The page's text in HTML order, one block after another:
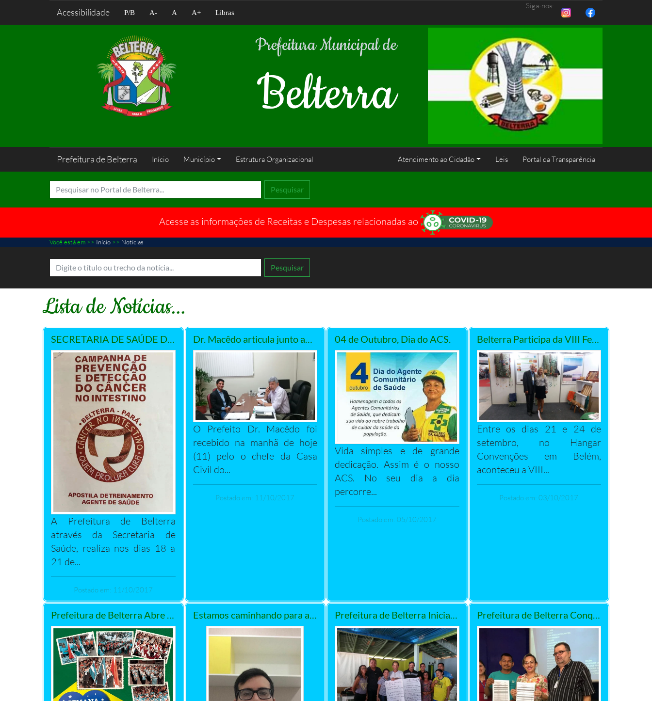
Acessibilidade P/B A- A A+ Libras
Siga-nos:
Prefeitura Municipal de
Belterra
Prefeitura de Belterra Início Município Estrutura Organizacional Atendimento ao Cidadão Leis Portal da Transparência
Pesquisar
Acesse as informações de Receitas e Despesas relacionadas ao
Você está em >> Início >> Notícias
Pesquisar
Lista de Notícias...
SECRETARIA DE SAÚDE DE BELTERRA SE PREPARA PARA MAIS UMA ETAPA DO ``Projeto de Rastreamento do CA Intestinal`` em parceria com o Hospital Sírio Libanês.
A Prefeitura de Belterra
através da Secretaria de
Saúde, realiza nos dias 18 a
21 de...
Postado em: 11/10/2017
Dr. Macêdo articula junto ao governo do estado agilidade na liberação de emendas para o município
O Prefeito Dr. Macêdo foi
recebido na manhã de hoje
(11) pelo o chefe da Casa
Civil do...
Postado em: 11/10/2017
04 de Outubro, Dia do ACS.
Vida simples e de grande
dedicação. Assim é o nosso
ACS. No seu dia a dia
percorre...
Postado em: 05/10/2017
Belterra Participa da VIII Feira Internacional de Turismo da Amazônia e Apresenta Atrativos Turísticos Culturais do Município
Entre os dias 21 e 24 de
setembro, no Hangar
Convenções em Belém,
aconteceu a VIII...
Postado em: 03/10/2017
Prefeitura de Belterra Abre Semana da Pátria Estamos caminhando para a independência de Belterra na área da Saúde Prefeitura de Belterra Inicia Debate sobre Plano Diretor nos Distritos da BR e Centro Prefeitura de Belterra Conquista 2ª Melhor Nota de Excelência Administrativa em Portal de Transparência do Município